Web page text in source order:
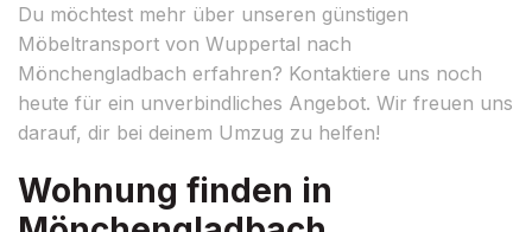
Du möchtest mehr über unseren günstigen
Möbeltransport von Wuppertal nach
Mönchengladbach erfahren? Kontaktiere uns noch
heute für ein unverbindliches Angebot. Wir freuen uns
darauf, dir bei deinem Umzug zu helfen!
Wohnung finden in